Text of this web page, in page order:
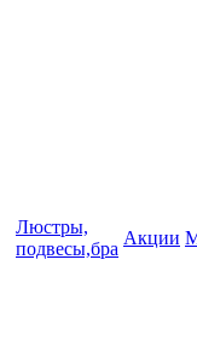
Люстры,
подвесы,бра
Акции